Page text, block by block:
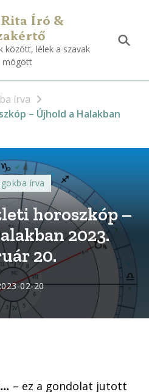
Író &
között, lélek a szavak
mögött
írva
– Újhold a Halakban
írva
horoszkóp –
2023.
20.
02-20
– ez a gondolat jutott